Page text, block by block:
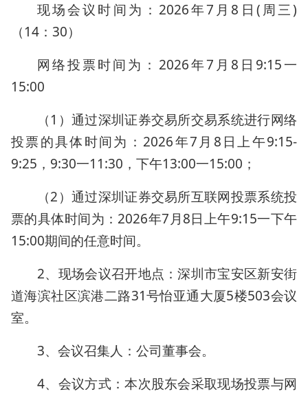
现场会议时间为：2026年7月8日(周三)
（14：30）
网络投票时间为：2026年7月8日9:15一
15:00
（1）通过深圳证券交易所交易系统进行网络
投票的具体时间为：2026年7月8日上午9:15-
9:25，9:30一11:30，下午13:00一15:00；
（2）通过深圳证券交易所互联网投票系统投
票的具体时间为：2026年7月8日上午9:15一下午
15:00期间的任意时间。
2、现场会议召开地点：深圳市宝安区新安街
道海滨社区滨港二路31号怡亚通大厦5楼503会议
室。
3、会议召集人：公司董事会。
4、会议方式：本次股东会采取现场投票与网